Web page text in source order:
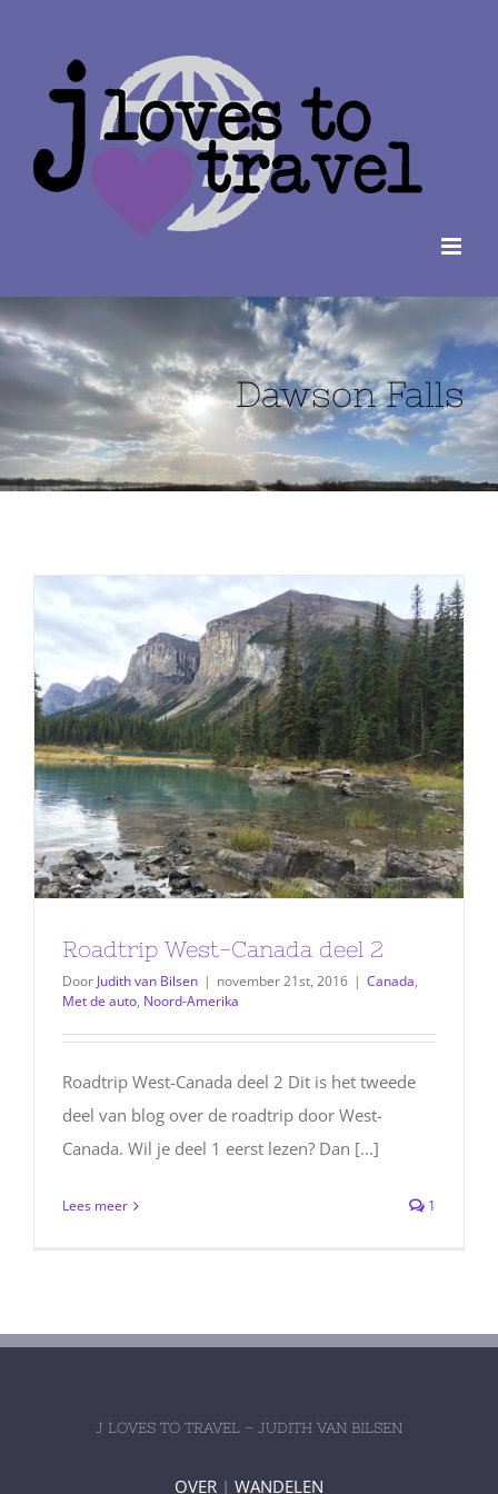
Dawson Falls
Roadtrip West-Canada deel 2
Door Judith van Bilsen | november 21st, 2016 | Canada,
Met de auto, Noord-Amerika
Roadtrip West-Canada deel 2 Dit is het tweede
deel van blog over de roadtrip door West-
Canada. Wil je deel 1 eerst lezen? Dan [...]
Lees meer 1
J LOVES TO TRAVEL – JUDITH VAN BILSEN
OVER | WANDELEN